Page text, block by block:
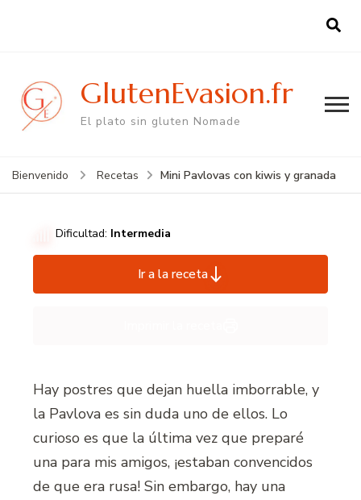
GlutenEvasion.fr
El plato sin gluten Nomade
Bienvenido Recetas Mini Pavlovas con kiwis y granada
Dificultad: Intermedia
Ir a la receta
Hay postres que dejan huella imborrable, y
la Pavlova es sin duda uno de ellos. Lo
curioso es que la última vez que preparé
una para mis amigos, ¡estaban convencidos
de que era rusa! Sin embargo, hay una